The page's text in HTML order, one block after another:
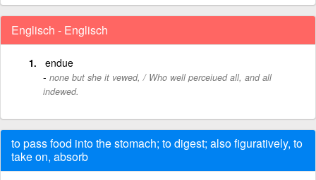
Englisch - Englisch
endue
none but she it vewed, / Who well perceiued all, and all
indewed.
to pass food into the stomach; to digest; also figuratively, to
take on, absorb